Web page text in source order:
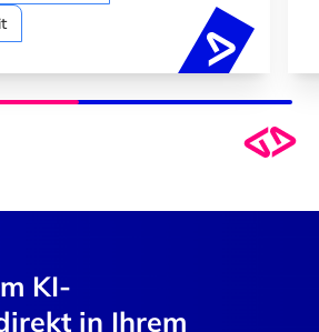
EU-KI-
KI-
in Ihrem